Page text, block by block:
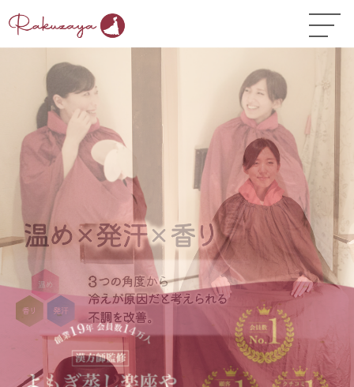
TOP
はじめての方へ
コース料金
よくある質問
お悩み温活ガイド ▼
店舗一覧▼
オンラインストア ▼
開業サポート▼
オンライン予約はこちら